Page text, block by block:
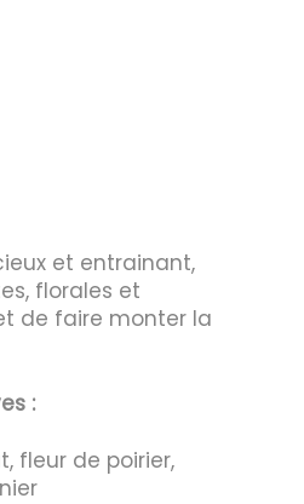
et entrainant,
florales et
de faire monter la
:
fleur de poirier,